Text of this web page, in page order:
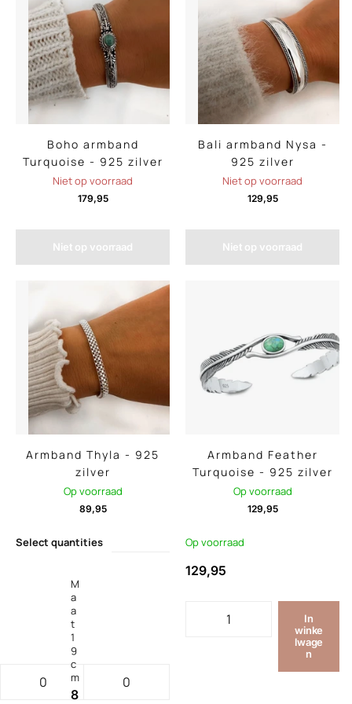
Boho armband
Turquoise - 925 zilver
Niet op voorraad
179,95
Niet op voorraad
Bali armband Nysa -
925 zilver
Niet op voorraad
129,95
Niet op voorraad
Armband Thyla - 925
zilver
Op voorraad
89,95
Select quantities
M
a
a
t
1
9
c
m
8
Armband Feather
Turquoise - 925 zilver
Op voorraad
129,95
Op voorraad
129,95
In
winke
lwage
n